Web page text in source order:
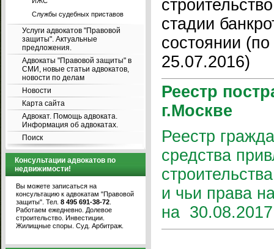
Службы судебных приставов
Услуги адвокатов "Правовой
защиты". Актуальные
предложения.
Адвокаты "Правовой защиты" в
СМИ, новые статьи адвокатов,
новости по делам
Новости
Карта сайта
Адвокат. Помощь адвоката.
Информация об адвокатах.
Поиск
Консультации адвокатов по
недвижимости!
Вы можете записаться на
консультацию к адвокатам "Правовой
защиты". Тел. 8 495 691-38-72
Работаем ежедневно. Долевое
строительство. Инвестиции.
Жилищные споры. Суд. Арбитраж.
стадии
состоянии
25.07.2016)
Реестр
г.Москве
Реестр
средства
и чьи права
на